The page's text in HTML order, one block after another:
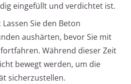
eingefüllt und verdichtet ist.
Lassen Sie den Beton
aushärten, bevor Sie mit
Während dieser Zeit
bewegt werden, um die
sicherzustellen.